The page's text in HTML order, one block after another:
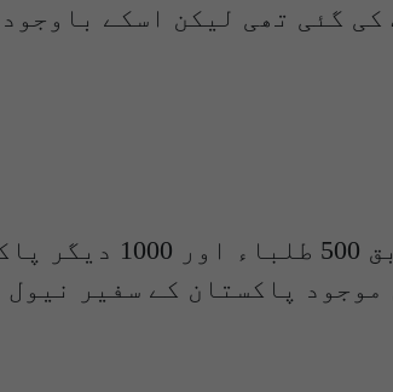
گئی تھی لیکن اسکے
جیو نیوز
موجود پاکستان کے سفیر